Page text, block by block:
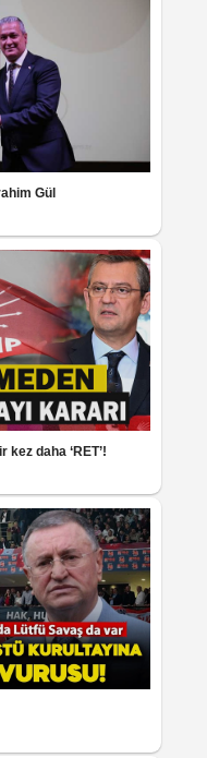
Gül
kez daha ‘RET’!